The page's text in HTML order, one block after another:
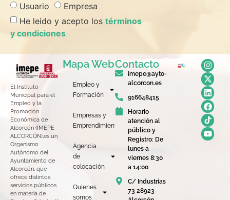
Usuario
Empresa
He leido y acepto los términos
y condiciones
El Instituto
Municipal para el
Empleo y la
Promoción
Económica de
Alcorcón (IMEPE
ALCORCÓN),es un
Organismo
Autónomo del
Ayuntamiento de
Alcorcón, que
ofrece distintos
servicios públicos
en materia de
Mapa Web
Empleo y
Formación
Empresas y
Emprendimiento
Agencia
de
colocación
Quienes
somos
Contacto
imepe@ayto-
alcorcon.es
916648415
Horario
atención al
público y
Registro: De
lunes a
viernes 8:30
a 14:00
C/ Industrias
73 28923